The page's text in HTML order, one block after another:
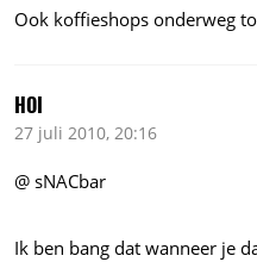
Ook koffieshops onderweg
HOI
27 juli 2010, 20:16
@ sNACbar
Ik ben bang dat wanneer je